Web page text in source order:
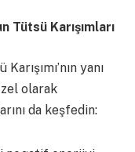
Tütsü Karışımları
yanı
olarak
da keşfedin: